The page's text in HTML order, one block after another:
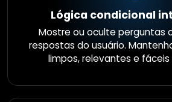
Lógica condicional
Mostre ou oculte perguntas
respostas do usuário.
limpos, relevantes e fáceis